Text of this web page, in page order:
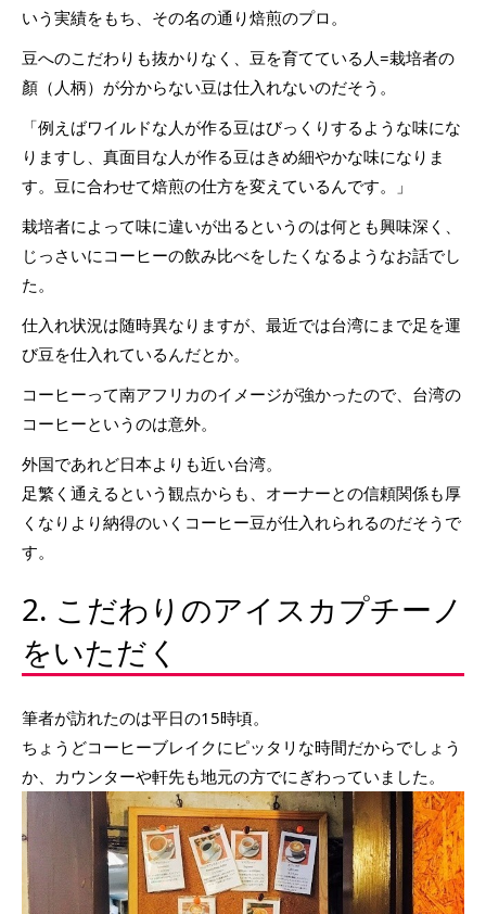
いう実績をもち、その名の通り焙煎のプロ。
豆へのこだわりも抜かりなく、豆を育てている人=栽培者の
顏（人柄）が分からない豆は仕入れないのだそう。
「例えばワイルドな人が作る豆はびっくりするような味にな
りますし、真面目な人が作る豆はきめ細やかな味になりま
す。豆に合わせて焙煎の仕方を変えているんです。」
栽培者によって味に違いが出るというのは何とも興味深く、
じっさいにコーヒーの飲み比べをしたくなるようなお話でし
た。
仕入れ状況は随時異なりますが、最近では台湾にまで足を運
び豆を仕入れているんだとか。
コーヒーって南アフリカのイメージが強かったので、台湾の
コーヒーというのは意外。
外国であれど日本よりも近い台湾。
足繁く通えるという観点からも、オーナーとの信頼関係も厚
くなりより納得のいくコーヒー豆が仕入れられるのだそうで
す。
2. こだわりのアイスカプチーノ
をいただく
筆者が訪れたのは平日の15時頃。
ちょうどコーヒーブレイクにピッタリな時間だからでしょう
か、カウンターや軒先も地元の方でにぎわっていました。